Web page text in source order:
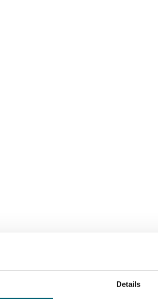
Details